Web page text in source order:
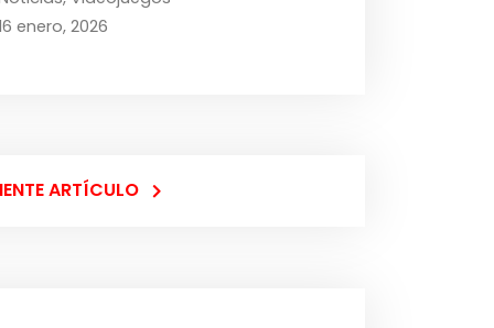
enero, 2026
ARTÍCULO